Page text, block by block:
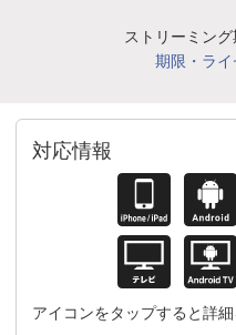
ストリーミン
期限・ライ
対応情報
アイコンをタップすると詳細